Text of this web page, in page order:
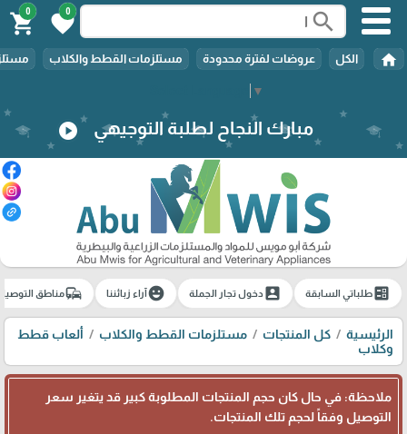
▼
search
0
favorite
0
shopping_cart
home الكل عروضات لفترة محدودة مستلزمات القطط والكلاب
مبارك النجاح لطلبة التوجيهي play_circle
ballotطلباتي السابقة account_boxدخول تجار الجملة emoji_emotionsآراء زبائننا commuteمناطق
الرئيسية كل المنتجات مستلزمات القطط والكلاب
ألعاب قطط
وكلاب
ملاحظة: في حال كان حجم المنتجات المطلوبة كبير قد يتغير سعر
التوصيل وفقاً لحجم تلك المنتجات.